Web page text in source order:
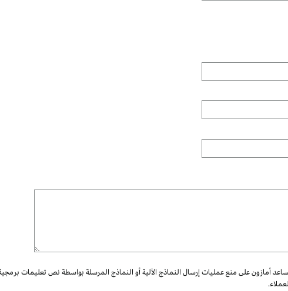
أمازون على منع عمليات إرسال النماذج الآلية أو النماذج المرسلة بواسطة نص تعليمات